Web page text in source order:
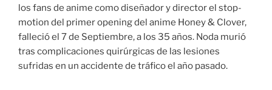
los fans de anime como diseñador y director el stop-
motion del primer opening del anime Honey & Clover,
falleció el 7 de Septiembre, a los 35 años. Noda murió
tras complicaciones quirúrgicas de las lesiones
sufridas en un accidente de tráfico el año pasado.